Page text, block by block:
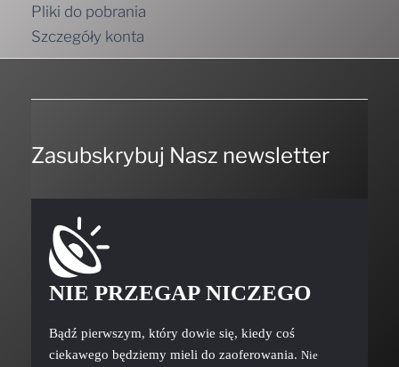
Pliki do pobrania
Szczegóły konta
Zasubskrybuj Nasz newsletter
NIE PRZEGAP NICZEGO
Bądź pierwszym, który dowie się, kiedy coś
ciekawego będziemy mieli do zaoferowania. Nie